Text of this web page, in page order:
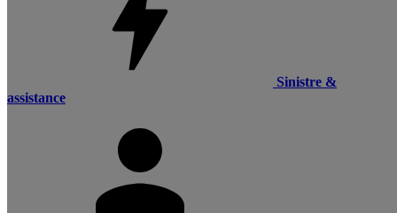
Sinistre &
assistance